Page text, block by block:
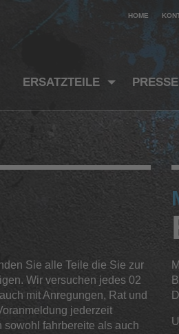
HOME
ERSATZTEILE PRESSE
Sie alle Teile die Sie zur
Wir versuchen jedes 02
mit Anregungen, Rat und
jederzeit
sowohl fahrbereite als auch